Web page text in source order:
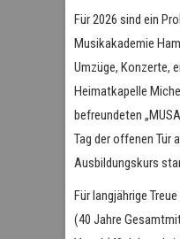
Für 2026 sind ein
Musikakademie
Umzüge, Konzerte,
Heimatkapelle
befreundeten
Tag der offenen Tür
Ausbildungskurs
Für langjährige
(40 Jahre